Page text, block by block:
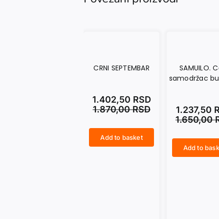
CRNI SEPTEMBAR
1.870,00RSD
1.402,50 RSD
Add to basket
SAMUILO.
samodržac
1.650,00
1.237,50
Add to